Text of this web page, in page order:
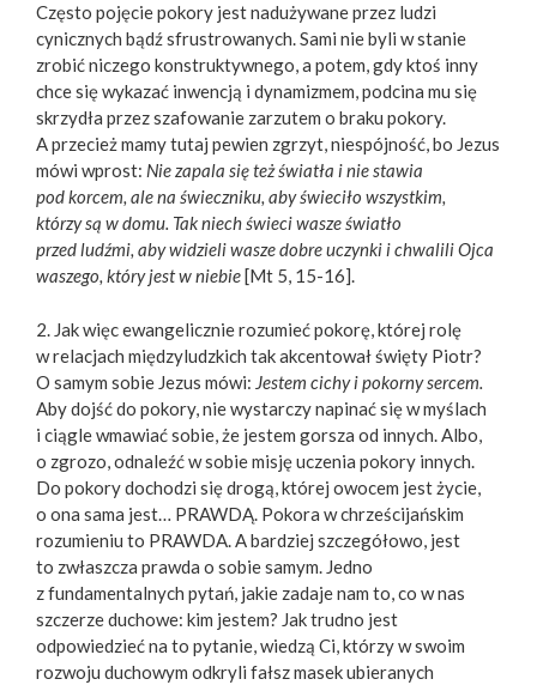
Często pojęcie pokory jest nadużywane przez ludzi
cynicznych bądź sfrustrowanych. Sami nie byli w stanie
zrobić niczego konstruktywnego, a potem, gdy ktoś inny
chce się wykazać inwencją i dynamizmem, podcina mu się
skrzydła przez szafowanie zarzutem o braku pokory.
A przecież mamy tutaj pewien zgrzyt, niespójność, bo Jezus
mówi wprost: Nie zapala się też światła i nie stawia
pod korcem, ale na świeczniku, aby świeciło wszystkim,
którzy są w domu. Tak niech świeci wasze światło
przed ludźmi, aby widzieli wasze dobre uczynki i chwalili Ojca
waszego, który jest w niebie[Mt 5, 15-16].
2. Jak więc ewangelicznie rozumieć pokorę, której rolę
w relacjach międzyludzkich tak akcentował święty Piotr?
O samym sobie Jezus mówi: Jestem cichy i pokorny sercem.
Aby dojść do pokory, nie wystarczy napinać się w myślach
i ciągle wmawiać sobie, że jestem gorsza od innych. Albo,
o zgrozo, odnaleźć w sobie misję uczenia pokory innych.
Do pokory dochodzi się drogą, której owocem jest życie,
o ona sama jest… PRAWDĄ. Pokora w chrześcijańskim
rozumieniu to PRAWDA. A bardziej szczegółowo, jest
to zwłaszcza prawda o sobie samym. Jedno
z fundamentalnych pytań, jakie zadaje nam to, co w nas
szczerze duchowe: kim jestem? Jak trudno jest
odpowiedzieć na to pytanie, wiedzą Ci, którzy w swoim
rozwoju duchowym odkryli fałsz masek ubieranych